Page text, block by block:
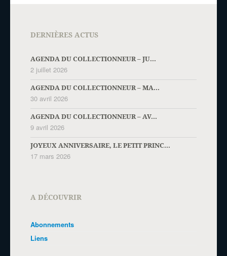
DERNIÈRES ACTUS
AGENDA DU COLLECTIONNEUR – JU...
2 juillet 2026
AGENDA DU COLLECTIONNEUR – MA...
30 avril 2026
AGENDA DU COLLECTIONNEUR – AV...
9 avril 2026
JOYEUX ANNIVERSAIRE, LE PETIT PRINC...
17 mars 2026
A DÉCOUVRIR
Abonnements
Liens